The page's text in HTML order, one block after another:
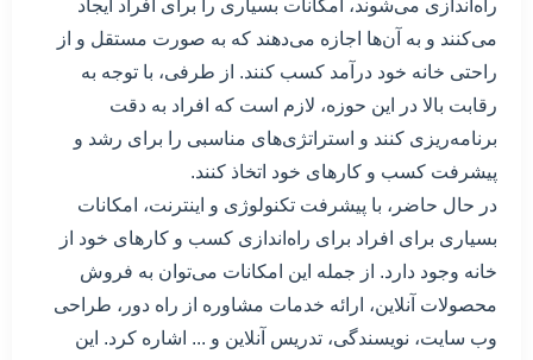
راه‌اندازی می‌شوند، امکانات بسیاری را برای افراد ایجاد
می‌کنند و به آن‌ها اجازه می‌دهند که به صورت مستقل و از
راحتی خانه خود درآمد کسب کنند. از طرفی، با توجه به
رقابت بالا در این حوزه، لازم است که افراد به دقت
برنامه‌ریزی کنند و استراتژی‌های مناسبی را برای رشد و
پیشرفت کسب و کارهای خود اتخاذ کنند.
در حال حاضر، با پیشرفت تکنولوژی و اینترنت، امکانات
بسیاری برای افراد برای راه‌اندازی کسب و کارهای خود از
خانه وجود دارد. از جمله این امکانات می‌توان به فروش
محصولات آنلاین، ارائه خدمات مشاوره از راه دور، طراحی
وب سایت، نویسندگی، تدریس آنلاین و ... اشاره کرد. این